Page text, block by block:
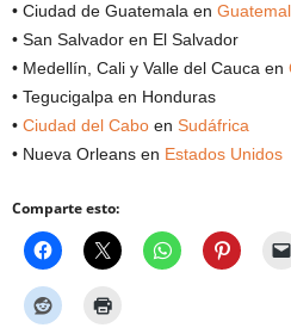
• Ciudad de Guatemala en
• San Salvador en El Salvador
• Medellín, Cali y Valle del Cauca en
• Tegucigalpa en Honduras
• Ciudad del Cabo en Sudáfrica
• Nueva Orleans en Estados Unidos
Comparte esto: